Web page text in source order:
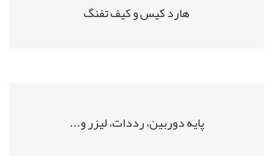
هارد کیس و کیف تفنگ
پایه دوربین، رددات، لیزر و...